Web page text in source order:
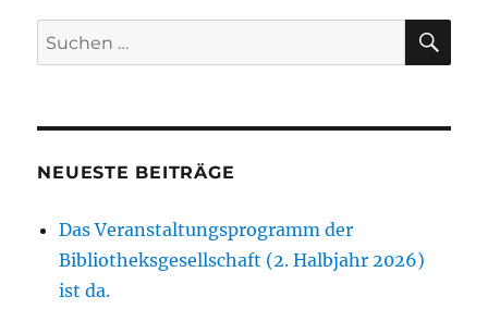
Suchen
nach:
NEUESTE BEITRÄGE
Das Veranstaltungsprogramm der
Bibliotheksgesellschaft (2. Halbjahr 2026)
ist da.